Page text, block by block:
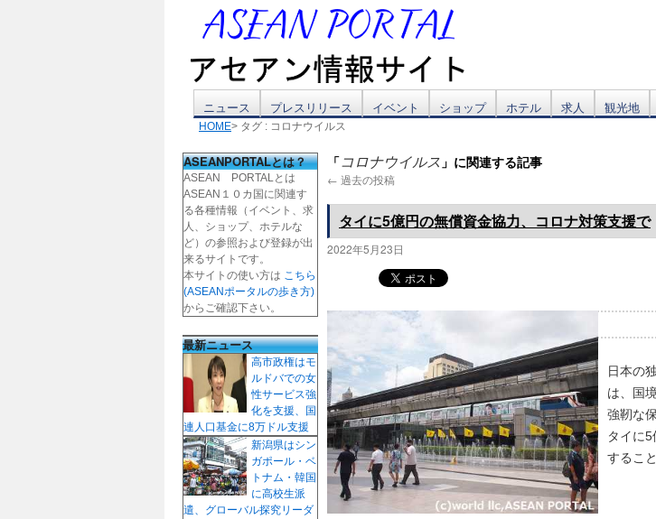
テ
ン
ツ
へ
ス
キ
ッ
プ
ニュース プレスリリース イベント ショップ ホテル 求人 観光地
HOME> タグ : コロナウイルス
「コロナウイルス 」に関連する記事
← 過去の投稿
タイに5億円の無償資金協力、コロナ対策支援で
2022年5月23日
日本の
は、国
強靭な
タイに
するこ
ASEANPORTALとは？
ASEAN PORTALとは
ASEAN１０カ国に関連す
る各種情報（イベント、求
人、ショップ、ホテルな
ど）の参照および登録が出
来るサイトです。
本サイトの使い方は こちら
(ASEANポータルの歩き方)
からご確認下さい。
最新ニュース
高市政権はモ
ルドバでの女
性サービス強
化を支援、国
連人口基金に8万ドル支援
新潟県はシン
ガポール・ベ
トナム・韓国
に高校生派
遣、グローバル探究リーダ